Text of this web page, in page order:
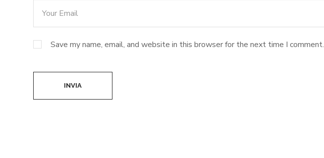
Save my name, email, and website in this browser for the next time I comment.
INVIA